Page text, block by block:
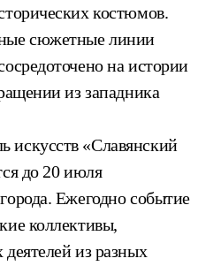
костюмов.
сюжетные линии
на истории
из западника
искусств «Славянский
до 20 июля
Ежегодно событие
коллективы,
из разных